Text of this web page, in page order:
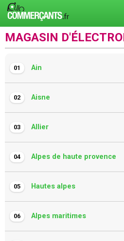
MAGASIN
01 Ain
02 Aisne
03 Allier
04 Alpes de haute provence
05 Hautes alpes
06 Alpes maritimes